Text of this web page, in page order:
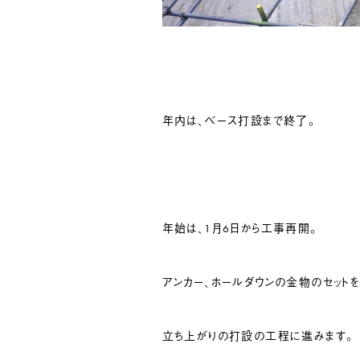
年内は、ベース打設まで終了。
年始は、1月6日から工事再開。
アンカー、ホールダウンの金物のセット
立ち上がりの打設の工程に進みます。